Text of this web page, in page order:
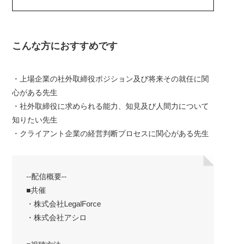
こんな方におすすめです
・上場企業の社外取締役ポジション及び将来その就任に関
心がある先生
・社外取締役に求められる能力、知見及び人間力について
知りたい先生
・クライアント企業の経営判断プロセスに関心がある先生
--配信概要--
■共催
・株式会社LegalForce
・株式会社アシロ